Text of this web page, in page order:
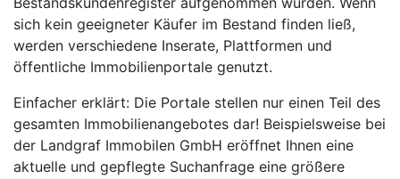
sich kein geeigneter Käufer im Bestand finden ließ,
werden verschiedene Inserate, Plattformen und
öffentliche Immobilienportale genutzt.
Einfacher erklärt: Die Portale stellen nur einen Teil des
gesamten Immobilienangebotes dar! Beispielsweise bei
der Landgraf Immobilen GmbH eröffnet Ihnen eine
aktuelle und gepflegte Suchanfrage eine größere